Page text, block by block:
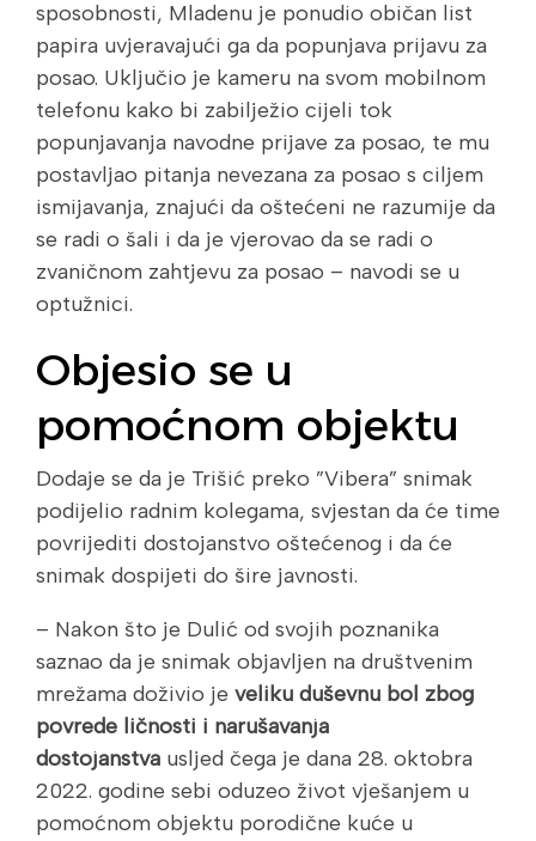
sposobnosti, Mladenu je ponudio običan list
papira uvjeravajući ga da popunjava prijavu za
posao. Uključio je kameru na svom mobilnom
telefonu kako bi zabilježio cijeli tok
popunjavanja navodne prijave za posao, te mu
postavljao pitanja nevezana za posao s ciljem
ismijavanja, znajući da oštećeni ne razumije da
se radi o šali i da je vjerovao da se radi o
zvaničnom zahtjevu za posao – navodi se u
optužnici.
Objesio se u
pomoćnom objektu
Dodaje se da je Trišić preko ”Vibera” snimak
podijelio radnim kolegama, svjestan da će time
povrijediti dostojanstvo oštećenog i da će
snimak dospijeti do šire javnosti.
– Nakon što je Dulić od svojih poznanika
saznao da je snimak objavljen na društvenim
mrežama doživio je veliku duševnu bol zbog
povrede ličnosti i narušavanja
dostojanstva usljed čega je dana 28. oktobra
2022. godine sebi oduzeo život vješanjem u
pomoćnom objektu porodične kuće u